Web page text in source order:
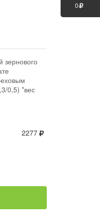
0
зернового
0,5) *вес
2277